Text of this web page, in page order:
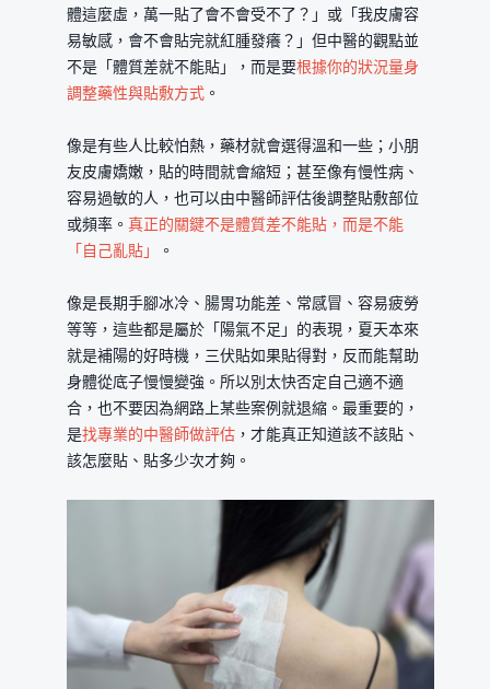
體這麼虛，萬一貼了會不會受不了？」或「我皮膚容
易敏感，會不會貼完就紅腫發癢？」但中醫的觀點並
不是「體質差就不能貼」，而是要根據你的狀況量身
調整藥性與貼敷方式 。
像是有些人比較怕熱，藥材就會選得溫和一些；小朋
友皮膚嬌嫩，貼的時間就會縮短；甚至像有慢性病、
容易過敏的人，也可以由中醫師評估後調整貼敷部位
或頻率。真正的關鍵不是體質差不能貼，而是不能
「自己亂貼」
。
像是長期手腳冰冷、腸胃功能差、常感冒、容易疲勞
等等，這些都是屬於「陽氣不足」的表現，夏天本來
就是補陽的好時機，三伏貼如果貼得對，反而能幫助
身體從底子慢慢變強。所以別太快否定自己適不適
合，也不要因為網路上某些案例就退縮。最重要的，
是找專業的中醫師做評估 ，才能真正知道該不該貼、
該怎麼貼、貼多少次才夠。